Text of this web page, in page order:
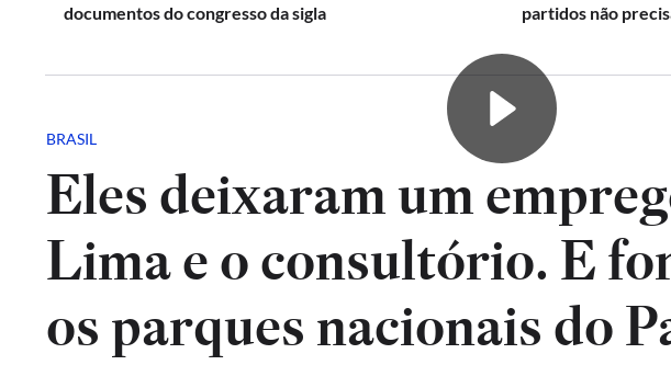
documentos do congresso da sigla
partidos não
BRASIL
Eles deixaram um
Lima e o consultório. E
os parques nacionais do